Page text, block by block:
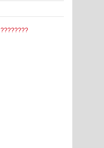
????????